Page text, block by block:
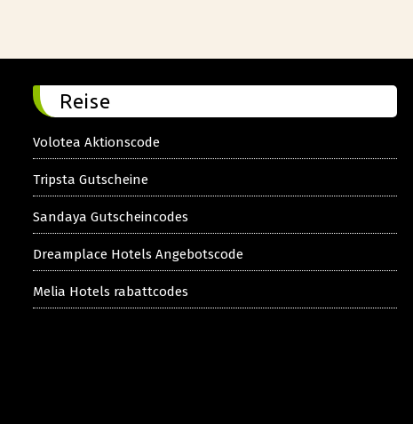
Reise
Volotea Aktionscode
Tripsta Gutscheine
Sandaya Gutscheincodes
Dreamplace Hotels Angebotscode
Melia Hotels rabattcodes